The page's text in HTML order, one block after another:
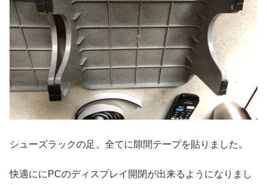
シューズラックの足、全てに隙間テープを貼りました。
快適ににPCのディスプレイ開閉が出来るようになりまし